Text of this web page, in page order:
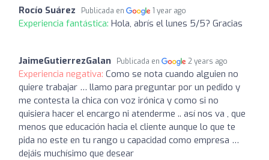
Rocío Suárez Publicada en 1 year ago
Experiencia fantástica: Hola, abrís el lunes 5/5? Gracias
JaimeGutierrezGalan Publicada en 2 years ago
Experiencia negativa: Como se nota cuando alguien no
quiere trabajar … llamo para preguntar por un pedido y
me contesta la chica con voz irónica y como si no
quisiera hacer el encargo ni atenderme .. así nos va , que
menos que educación hacia el cliente aunque lo que te
pida no este en tu rango u capacidad como empresa …
dejáis muchísimo que desear